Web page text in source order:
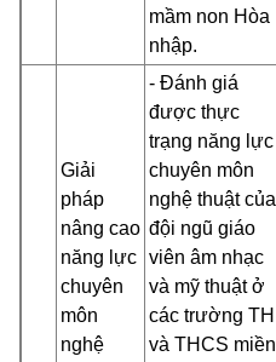
mầm non Hòa
nhập.
Giải
pháp
nâng cao
năng lực
chuyên
môn
nghệ
- Đánh giá
được thực
trạng năng lực
chuyên môn
nghệ thuật của
đội ngũ giáo
viên âm nhạc
và mỹ thuật ở
các trường TH
và THCS miền